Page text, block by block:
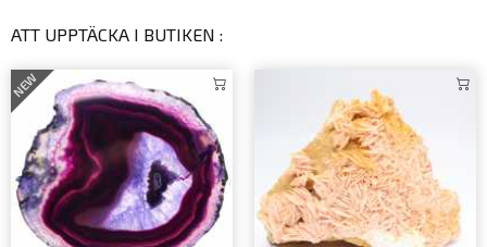
ATT UPPTÄCKA I BUTIKEN :
NEW